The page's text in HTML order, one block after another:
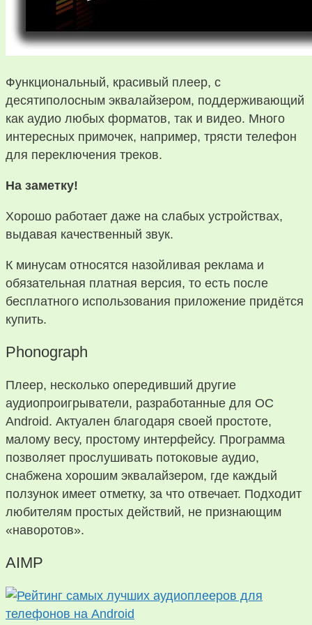
Функциональный, красивый плеер, с
десятиполосным эквалайзером, поддерживающий
как аудио любых форматов, так и видео. Много
интересных примочек, например, трясти телефон
для переключения треков.
На заметку!
Хорошо работает даже на слабых устройствах,
выдавая качественный звук.
К минусам относятся назойливая реклама и
обязательная платная версия, то есть после
бесплатного использования приложение придётся
купить.
Phonograph
Плеер, несколько опередивший другие
аудиопроигрыватели, разработанные для ОС
Android. Актуален благодаря своей простоте,
малому весу, простому интерфейсу. Программа
позволяет прослушивать потоковые аудио,
снабжена хорошим эквалайзером, где каждый
ползунок имеет отметку, за что отвечает. Подходит
любителям простых действий, не признающим
«наворотов».
AIMP